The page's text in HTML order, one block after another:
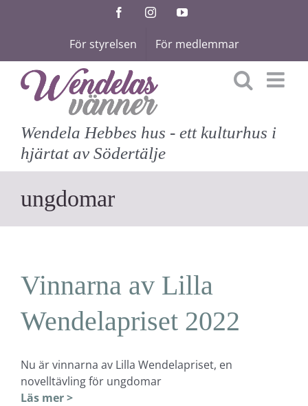
FacebookInstagramYouTube
För styrelsen För medlemmar
Wendela Hebbes hus - ett kulturhus i
hjärtat av Södertälje
ungdomar
Vinnarna av Lilla
Wendelapriset 2022
Nu är vinnarna av Lilla Wendelapriset, en
novelltävling för ungdomar
Läs mer >